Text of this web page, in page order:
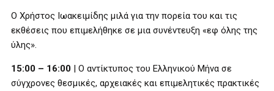
O Χρήστος Ιωακειμίδης μιλά για την πορεία του και τις
εκθέσεις που επιμελήθηκε σε μια συνέντευξη «εφ όλης της
ύλης».
15:00 – 16:00 | Ο αντίκτυπος του Ελληνικού Μήνα σε
σύγχρονες θεσμικές, αρχειακές και επιμελητικές πρακτικές